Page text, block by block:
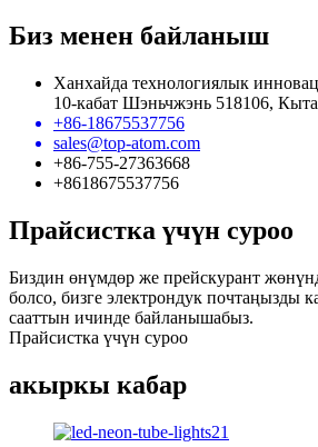
Биз менен байланыш
Ханхайда технологиялык
10-кабат Шэньчжэнь 518106,
+86-18675537756
sales@top-atom.com
+86-755-27363668
+8618675537756
Прайсистка үчүн суроо
Биздин өнүмдөр же прейскурант
болсо, бизге электрондук почтаңызды
сааттын ичинде байланышабыз.
Прайсистка үчүн суроо
акыркы кабар